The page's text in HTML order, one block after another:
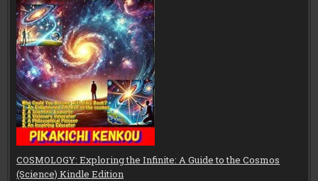
COSMOLOGY: Exploring the Infinite: A Guide to the Cosmos
(Science) Kindle Edition